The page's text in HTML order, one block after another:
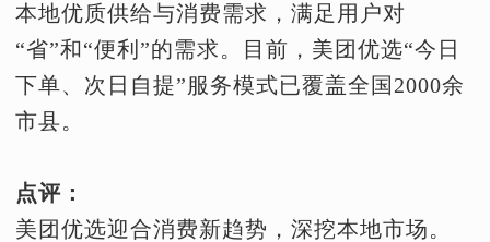
本地优质供给与消费需求，满足用户对
“省”和“便利”的需求。目前，美团优选“今日
下单、次日自提”服务模式已覆盖全国2000余
市县。
点评：
美团优选迎合消费新趋势，深挖本地市场。